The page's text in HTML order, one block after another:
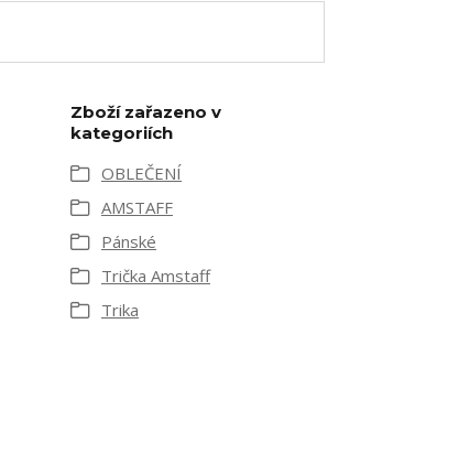
Zboží zařazeno v
kategoriích
OBLEČENÍ
AMSTAFF
Pánské
Trička Amstaff
Trika